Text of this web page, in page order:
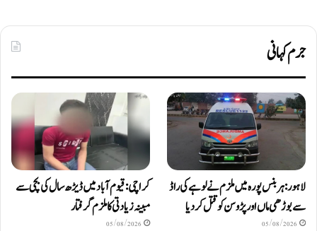
جرم کہانی
لاہور: ہربنس پورہ میں ملزم نے لوہے کی راڈ
سے بوڑھی ماں اور پڑوسن کو قتل کر دیا
05/08/2026
کراچی: قیوم آباد میں ڈیڑھ سال کی بچی سے
مبینہ زیادتی کا ملزم گرفتار
05/08/2026